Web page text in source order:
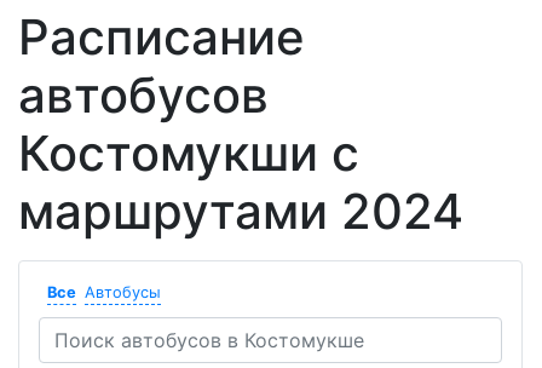
Расписание
автобусов
Костомукши с
маршрутами 2024
Все Автобусы